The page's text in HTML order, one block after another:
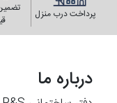
پرداخت درب منزل
درباره ما